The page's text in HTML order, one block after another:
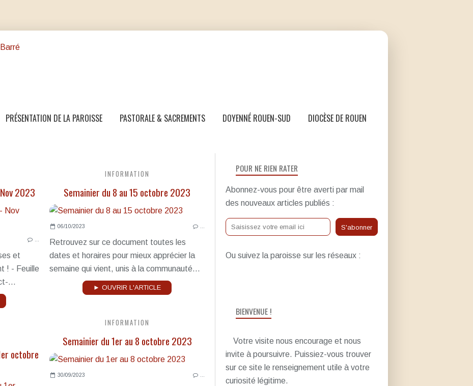
PRÉSENTATION DE LA PAROISSE PASTORALE & SACREMENTS DOYENNÉ ROUEN-SUD DIOCÈSE DE ROUEN
2023
et
! - Feuille
...
INFORMATION
Semainier du 8 au 15 octobre 2023
06/10/2023
Retrouvez sur ce document toutes les
dates et horaires pour mieux apprécier la
semaine qui vient, unis à la communauté...
► OUVRIR L'ARTICLE
INFORMATION
Semainier du 1er au 8 octobre 2023
30/09/2023
octobre
POUR NE RIEN RATER
Abonnez-vous pour être averti par mail
des nouveaux articles publiés :
Ou suivez la paroisse sur les réseaux :
BIENVENUE !
Votre visite nous encourage et nous
invite à poursuivre. Puissiez-vous trouver
sur ce site le renseignement utile à votre
curiosité légitime.